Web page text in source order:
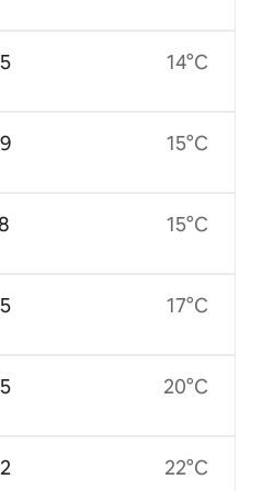
14°C
15°C
15°C
17°C
20°C
22°C